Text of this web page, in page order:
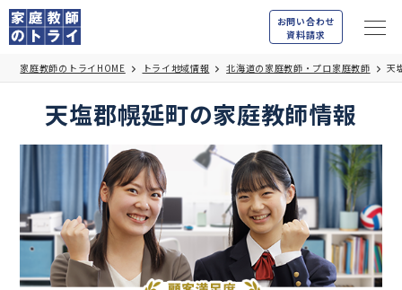
お問い合わせ
資料請求
家庭教師のトライHOME トライ地域情報 北海道の家庭教師・プロ家庭教師 天
天塩郡幌延町の家庭教師情報